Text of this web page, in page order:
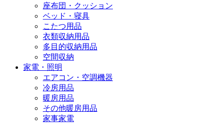
座布団・クッション
ベッド・寝具
こたつ用品
衣類収納用品
多目的収納用品
空間収納
家電・照明
エアコン・空調機器
冷房用品
暖房用品
その他暖房用品
家事家電